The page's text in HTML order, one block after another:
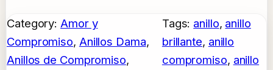
l
l
o
Category: Amor y
Compromiso, Anillos Dama
Anillos de Compromiso
Tags: anillo, anillo
brillante, anillo
compromiso, anillo